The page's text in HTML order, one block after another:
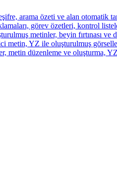
arama özeti ve alan otomatik
görev özetleri, kontrol
metinler, beyin fırtınası ve
metin, YZ ile oluşturulmuş
düzenleme ve oluşturma, YZ